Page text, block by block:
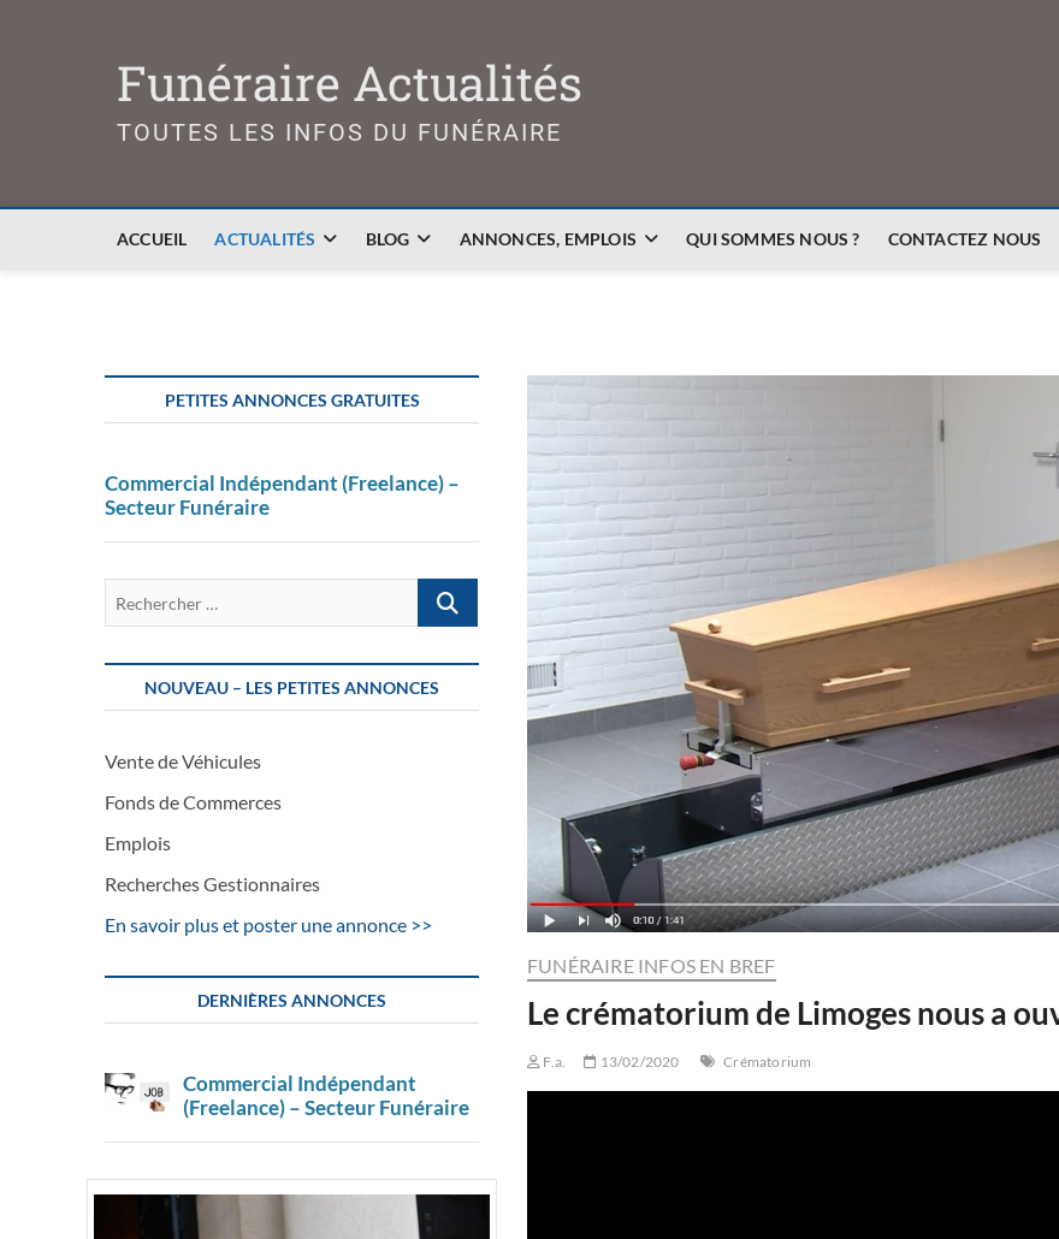
Funéraire Actualités
TOUTES LES INFOS DU FUNÉRAIRE
ACCUEIL ACTUALITÉS BLOG ANNONCES, EMPLOIS QUI SOMMES NOUS ? CONTACTEZ NOUS
FUNÉRAIRE INFOS EN BREF
Le crématorium de Limoges nous a
F.a. 13/02/2020 Crématorium
PETITES ANNONCES GRATUITES
Commercial Indépendant (Freelance) –
Secteur Funéraire
Rechercher
NOUVEAU – LES PETITES ANNONCES
Vente de Véhicules
Fonds de Commerces
Emplois
Recherches Gestionnaires
En savoir plus et poster une annonce >>
DERNIÈRES ANNONCES
Commercial Indépendant
(Freelance) – Secteur Funéraire